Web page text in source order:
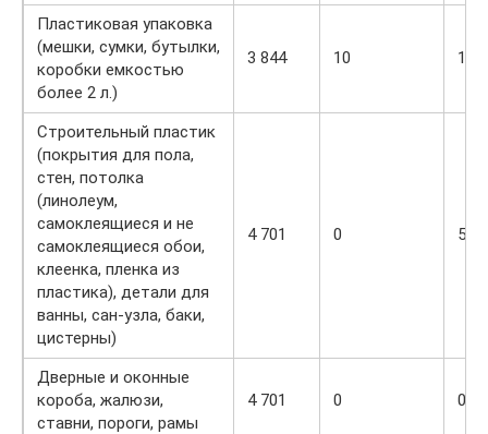
Пластиковая упаковка
(мешки, сумки, бутылки,
коробки емкостью
более 2 л.)
3 844 10 15
Строительный пластик
(покрытия для пола,
стен, потолка
(линолеум,
самоклеящиеся и не
самоклеящиеся обои,
клеенка, пленка из
пластика), детали для
ванны, сан-узла, баки,
цистерны)
4 701 0 5
Дверные и оконные
короба, жалюзи,
ставни, пороги, рамы
4 701 0 0